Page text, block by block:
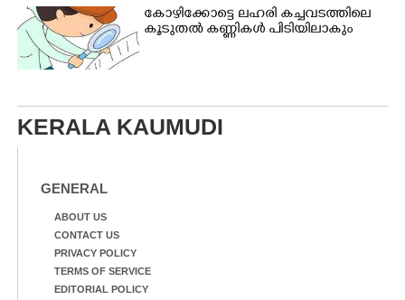
കോഴിക്കോട്ടെ ലഹരി കച്ചവടത്തിലെ
കൂടുതൽ കണ്ണികൾ പിടിയിലാകും
KERALA KAUMUDI
GENERAL
ABOUT US
CONTACT US
PRIVACY POLICY
TERMS OF SERVICE
EDITORIAL POLICY